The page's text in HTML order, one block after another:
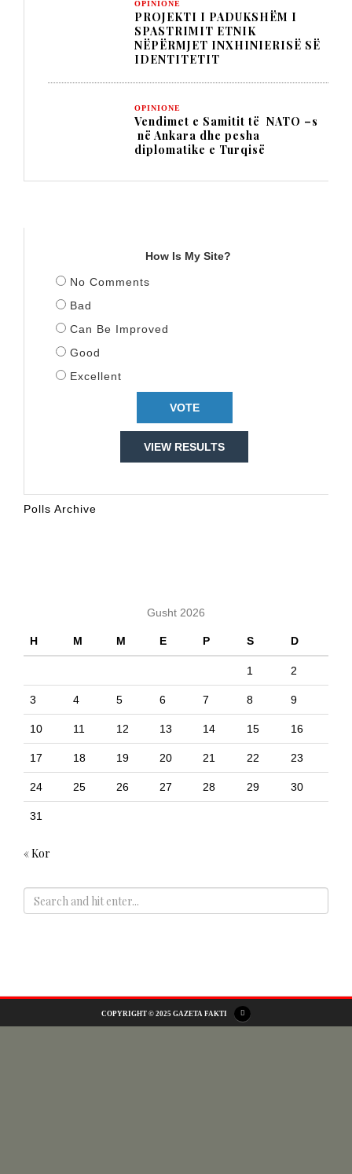
OPINIONE
PROJEKTI I PADUKSHËM I
SPASTRIMIT ETNIK
NËPËRMJET INXHINIERISË SË
IDENTITETIT
OPINIONE
Vendimet e Samitit të NATO –s
në Ankara dhe pesha
diplomatike e Turqisë
How Is My Site?
No Comments
Bad
Can Be Improved
Good
Excellent
VIEW RESULTS
Polls Archive
Gusht 2026
H M M E P S D
1 2
3 4 5 6 7 8 9
10 11 12 13 14 15 16
17 18 19 20 21 22 23
24 25 26 27 28 29 30
31
« Kor
COPYRIGHT © 2025 GAZETA FAKTI